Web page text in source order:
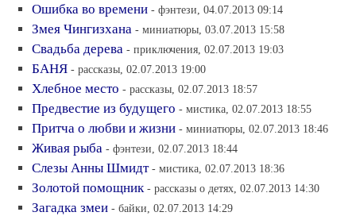
Ошибка во времени - фэнтези, 04.07.2013 09:14
Змея Чингизхана - миниатюры, 03.07.2013 15:58
Свадьба дерева - приключения, 02.07.2013 19:03
БАНЯ - рассказы, 02.07.2013 19:00
Хлебное место - рассказы, 02.07.2013 18:57
Предвестие из будущего - мистика, 02.07.2013 18:55
Притча о любви и жизни - миниатюры, 02.07.2013 18:46
Живая рыба - фэнтези, 02.07.2013 18:44
Слезы Анны Шмидт - мистика, 02.07.2013 18:36
Золотой помощник - рассказы о детях, 02.07.2013 14:30
Загадка змеи - байки, 02.07.2013 14:29